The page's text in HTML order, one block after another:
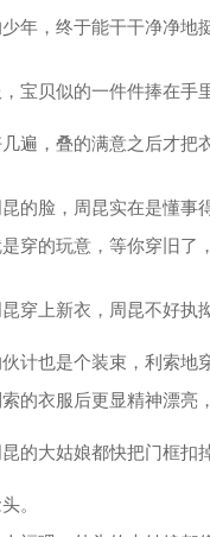
，终于能干干净净地
贝似的一件件捧在手
遍，叠的满意之后才把
脸，周昆实在是懂事得
的玩意，等你穿旧了
上新衣，周昆不好执
也是个装束，利索地穿
衣服后更显精神漂亮
的大姑娘都快把门框扣
。